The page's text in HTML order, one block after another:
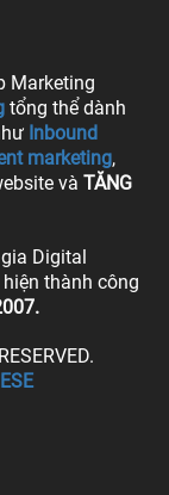
Marketing
tổng thể dành
Inbound
marketing,
và TĂNG
Digital
thành công